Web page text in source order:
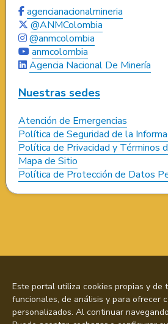
agencianacionalmineria
@ANMColombia
@anmcolombia
anmcolombia
Agencia Nacional De Minería
Nuestras sedes
Atención de Emergencias
Política de Seguridad de la
Política de Privacidad y Términos
Mapa de Sitio
Política de Protección de Datos
Este portal utiliza cookies propias y de
funcionales, de análisis y para ofrecer
personalizados. Al continuar